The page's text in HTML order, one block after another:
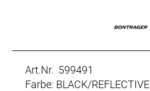
Art.Nr. 599491
Farbe: BLACK/REFLECTIVE